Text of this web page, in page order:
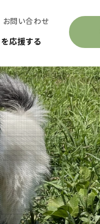
お問い合わせ
応援する